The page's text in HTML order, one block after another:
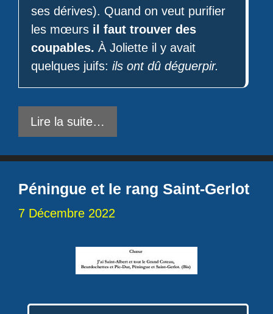
ses dérives). Quand on veut purifier
les mœurs il faut trouver des
coupables. À Joliette il y avait
quelques juifs: ils ont dû déguerpir.
Lire la suite…
Péningue et le rang Saint-Gerlot
7 Décembre 2022